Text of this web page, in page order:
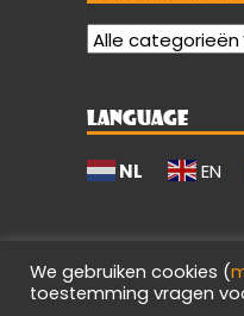
LANGUAGE
NL EN
Evilgamerz 2026 -
We gebruiken cookies (
toestemming vragen